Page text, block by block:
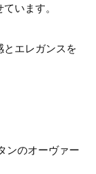
います。
とエレガンスを
ンのオーヴァー